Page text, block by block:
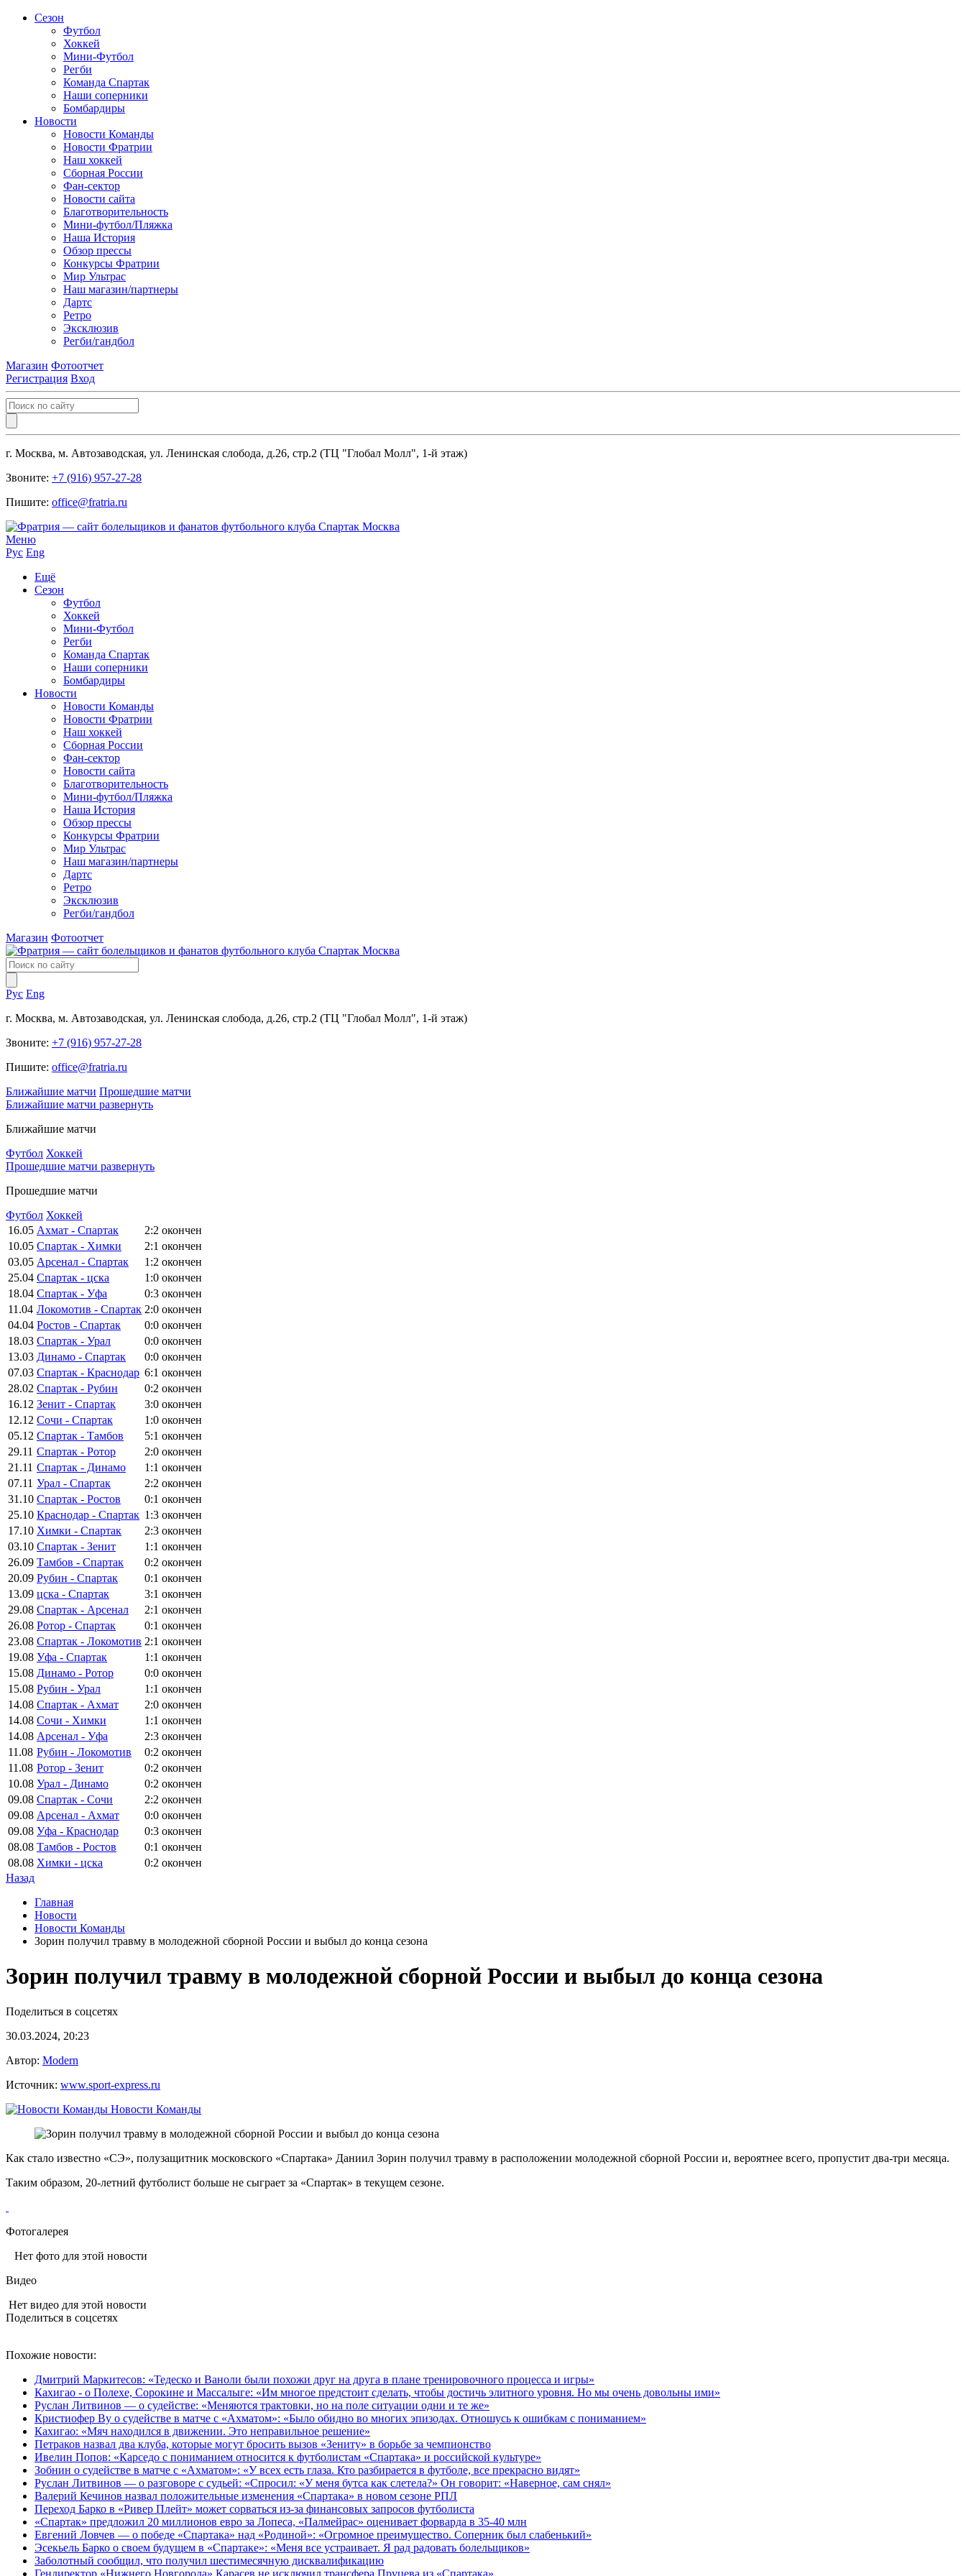
Сезон
Футбол
Хоккей
Мини-Футбол
Регби
Команда Спартак
Наши соперники
Бомбардиры
Новости
Новости Команды
Новости Фратрии
Наш хоккей
Сборная России
Фан-cектор
Новости сайта
Благотворительность
Мини-футбол/Пляжка
Наша История
Обзор прессы
Конкурсы Фратрии
Мир Ультрас
Наш магазин/партнеры
Дартс
Ретро
Эксклюзив
Регби/гандбол
Магазин Фотоотчет
Регистрация Вход
г. Москва, м. Автозаводская, ул. Ленинская слобода, д.26, стр.2 (ТЦ "Глобал Молл", 1-й этаж)
Звоните: +7 (916) 957-27-28
Пишите: office@fratria.ru
Меню
Рус Eng
Ещё
Сезон
Футбол
Хоккей
Мини-Футбол
Регби
Команда Спартак
Наши соперники
Бомбардиры
Новости
Новости Команды
Новости Фратрии
Наш хоккей
Сборная России
Фан-cектор
Новости сайта
Благотворительность
Мини-футбол/Пляжка
Наша История
Обзор прессы
Конкурсы Фратрии
Мир Ультрас
Наш магазин/партнеры
Дартс
Ретро
Эксклюзив
Регби/гандбол
Магазин Фотоотчет
Рус Eng
г. Москва, м. Автозаводская, ул. Ленинская слобода, д.26, стр.2 (ТЦ "Глобал Молл", 1-й этаж)
Звоните: +7 (916) 957-27-28
Пишите: office@fratria.ru
Ближайшие матчи Прошедшие матчи
Ближайшие матчи развернуть
Ближайшие матчи
Футбол Хоккей
Прошедшие матчи развернуть
Прошедшие матчи
Футбол Хоккей
16.05 Ахмат - Спартак 2:2 окончен
10.05 Спартак - Химки 2:1 окончен
03.05 Арсенал - Спартак 1:2 окончен
25.04 Спартак - цска 1:0 окончен
18.04 Спартак - Уфа 0:3 окончен
11.04 Локомотив - Спартак 2:0 окончен
04.04 Ростов - Спартак 0:0 окончен
18.03 Спартак - Урал 0:0 окончен
13.03 Динамо - Спартак 0:0 окончен
07.03 Спартак - Краснодар 6:1 окончен
28.02 Спартак - Рубин 0:2 окончен
16.12 Зенит - Спартак 3:0 окончен
12.12 Сочи - Спартак 1:0 окончен
05.12 Спартак - Тамбов 5:1 окончен
29.11 Спартак - Ротор 2:0 окончен
21.11 Спартак - Динамо 1:1 окончен
07.11 Урал - Спартак 2:2 окончен
31.10 Спартак - Ростов 0:1 окончен
25.10 Краснодар - Спартак 1:3 окончен
17.10 Химки - Спартак 2:3 окончен
03.10 Спартак - Зенит 1:1 окончен
26.09 Тамбов - Спартак 0:2 окончен
20.09 Рубин - Спартак 0:1 окончен
13.09 цска - Спартак 3:1 окончен
29.08 Спартак - Арсенал 2:1 окончен
26.08 Ротор - Спартак 0:1 окончен
23.08 Спартак - Локомотив 2:1 окончен
19.08 Уфа - Спартак 1:1 окончен
15.08 Динамо - Ротор 0:0 окончен
15.08 Рубин - Урал 1:1 окончен
14.08 Спартак - Ахмат 2:0 окончен
14.08 Сочи - Химки 1:1 окончен
14.08 Арсенал - Уфа 2:3 окончен
11.08 Рубин - Локомотив 0:2 окончен
11.08 Ротор - Зенит 0:2 окончен
10.08 Урал - Динамо 0:2 окончен
09.08 Спартак - Сочи 2:2 окончен
09.08 Арсенал - Ахмат 0:0 окончен
09.08 Уфа - Краснодар 0:3 окончен
08.08 Тамбов - Ростов 0:1 окончен
08.08 Химки - цска 0:2 окончен
Назад
Главная
Новости
Новости Команды
Зорин получил травму в молодежной сборной России и выбыл до конца сезона
Зорин получил травму в молодежной сборной России и выбыл до конца сезона
Поделиться в соцсетях
30.03.2024, 20:23
Автор: Modern
Источник: www.sport-express.ru
Новости Команды
Как стало известно «СЭ», полузащитник московского «Спартака» Даниил Зорин получил травму в расположении молодежной сборной России и, вероятнее всего, пропустит два-три месяца.
Таким образом, 20-летний футболист больше не сыграет за «Спартак» в текущем сезоне.
Фотогалерея
Нет фото для этой новости
Видео
Нет видео для этой новости
Поделиться в соцсетях
Похожие новости:
Дмитрий Маркитесов: «Тедеско и Ваноли были похожи друг на друга в плане тренировочного процесса и игры»
Кахигао - о Полехе, Сорокине и Массалыге: «Им многое предстоит сделать, чтобы достичь элитного уровня. Но мы очень довольны ими»
Руслан Литвинов — о судействе: «Меняются трактовки, но на поле ситуации одни и те же»
Кристиофер Ву о судействе в матче с «Ахматом»: «Было обидно во многих эпизодах. Отношусь к ошибкам с пониманием»
Кахигао: «Мяч находился в движении. Это неправильное решение»
Петраков назвал два клуба, которые могут бросить вызов «Зениту» в борьбе за чемпионство
Ивелин Попов: «Карседо с пониманием относится к футболистам «Спартака» и российской культуре»
Зобнин о судействе в матче с «Ахматом»: «У всех есть глаза. Кто разбирается в футболе, все прекрасно видят»
Руслан Литвинов — о разговоре с судьей: «Спросил: «У меня бутса как слетела?» Он говорит: «Наверное, сам снял»
Валерий Кечинов назвал положительные изменения «Спартака» в новом сезоне РПЛ
Переход Барко в «Ривер Плейт» может сорваться из‑за финансовых запросов футболиста
«Спартак» предложил 20 миллионов евро за Лопеса, «Палмейрас» оценивает форварда в 35-40 млн
Евгений Ловчев — о победе «Спартака» над «Родиной»: «Огромное преимущество. Соперник был слабенький»
Эсекьель Барко о своем будущем в «Спартаке»: «Меня все устраивает. Я рад радовать болельщиков»
Заболотный сообщил, что получил шестимесячную дисквалификацию
Гендиректор «Нижнего Новгорода» Карасев не исключил трансфера Пруцева из «Спартака»